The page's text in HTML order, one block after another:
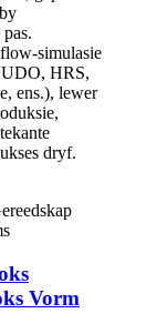
simulasie
HRS,
ens.), lewer
dryf.
Vorm